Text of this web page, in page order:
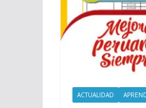
ACTUALIDAD